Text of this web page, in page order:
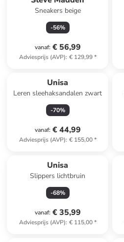
Sneakers beige
-56%
vanaf: € 56,99
Adviesprijs (AVP): € 129,99*
Unisa
Leren sleehaksandalen zwart
-70%
vanaf: € 44,99
Adviesprijs (AVP): € 155,00*
Unisa
Slippers lichtbruin
-68%
vanaf: € 35,99
Adviesprijs (AVP): € 115,00*